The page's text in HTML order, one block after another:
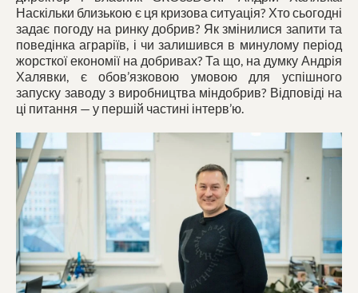
Наскільки близькою є ця кризова ситуація? Хто сьогодні
задає погоду на ринку добрив? Як змінилися запити та
поведінка аграріїв, і чи залишився в минулому період
жорсткої економії на добривах? Та що, на думку Андрія
Халявки, є обов’язковою умовою для успішного
запуску заводу з виробництва міндобрив? Відповіді на
ці питання — у першій частині інтерв’ю.